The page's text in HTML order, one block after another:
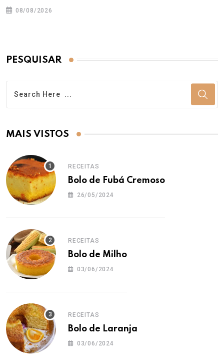
08/08/2026
PESQUISAR
MAIS VISTOS
RECEITAS
Bolo de Fubá Cremoso
26/05/2024
RECEITAS
Bolo de Milho
03/06/2024
RECEITAS
Bolo de Laranja
03/06/2024